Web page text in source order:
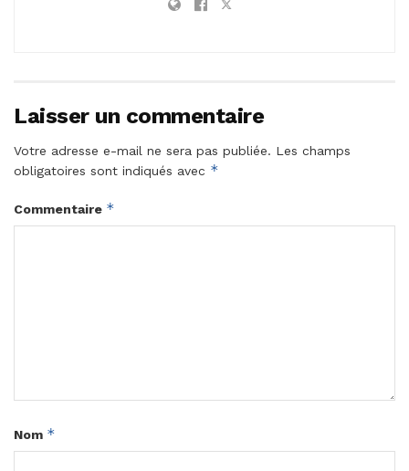
Laisser un commentaire
Votre adresse e-mail ne sera pas publiée. Les champs
obligatoires sont indiqués avec *
Commentaire *
Nom *